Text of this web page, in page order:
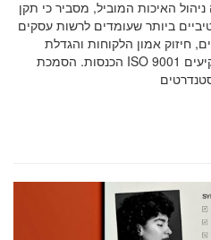
האיכות המוביל, מסביר כי תקן
ביותר שעומדים לרשות עסקים
חיזוק אמון הלקוחות והגדלת
הכנסות. הסמכת ISO 9001 מוכיחה ללקוחות, לשותפים ולמשקיעים